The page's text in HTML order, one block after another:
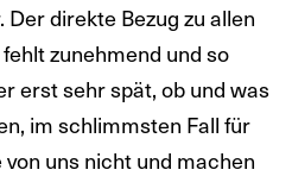
direkte Bezug zu allen
zunehmend und so
erst sehr spät, ob und was
im schlimmsten Fall für
uns nicht und machen